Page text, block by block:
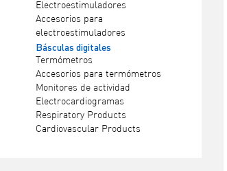
Electroestimuladores
Accesorios para
electroestimuladores
Básculas digitales
Termómetros
Accesorios para termómetros
Monitores de actividad
Electrocardiogramas
Respiratory Products
Cardiovascular Products